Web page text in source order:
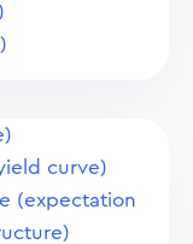
curve)
(expectation